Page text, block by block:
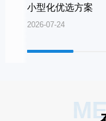
小型化优选方案
2026-07-24